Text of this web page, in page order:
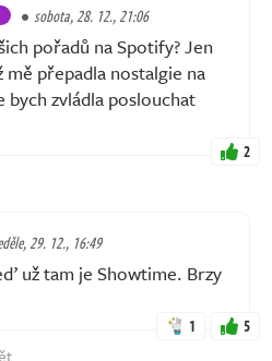
sobota, 28. 12., 21:06
pořadů na Spotify? Jen
přepadla nostalgie na
zvládla poslouchat
2
29. 12., 16:49
už tam je Showtime. Brzy
1 5